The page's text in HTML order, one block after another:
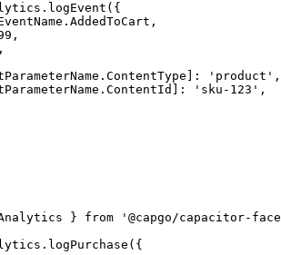
'product',
'sku-123',
} from '@capgo/capacitor-